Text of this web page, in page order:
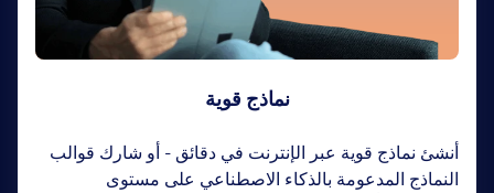
نماذج قوية
أنشئ نماذج قوية عبر الإنترنت في دقائق - أو شارك قوالب
النماذج المدعومة بالذكاء الاصطناعي على مستوى